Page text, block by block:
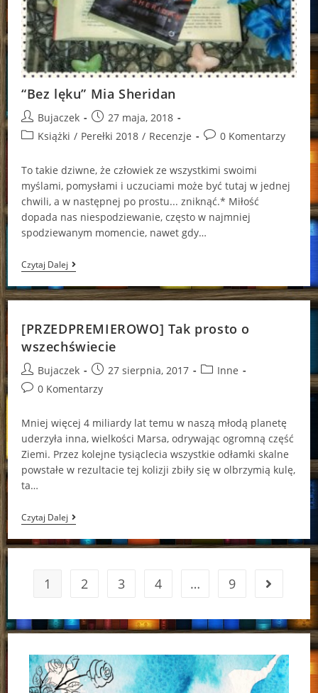
“Bez lęku” Mia Sheridan
Post
author:
Bujaczek
Post
published:
27 maja, 2018
PostKsiążki / Perełki 2018 / Recenzje
Post0 Komentarzy
To takie dziwne, że człowiek ze wszystkimi swoimi
myślami, pomysłami i uczuciami może być tutaj w jednej
chwili, a w następnej po prostu... zniknąć.* Miłość
dopada nas niespodziewanie, często w najmniej
spodziewanym momencie, nawet gdy…
Czytaj Dalej“Bez
Lęku”
Mia
Sheridan
[PRZEDPREMIEROWO] Tak prosto o
wszechświecie
Post
author:
Bujaczek
Post
published:
27 sierpnia, 2017
PostInne
Post0 Komentarzy
Mniej więcej 4 miliardy lat temu w naszą młodą planetę
uderzyła inna, wielkości Marsa, odrywając ogromną część
Ziemi. Przez kolejne tysiąclecia wszystkie odłamki skalne
powstałe w rezultacie tej kolizji zbiły się w olbrzymią kulę,
ta…
Czytaj Dalej[PRZEDPREMIEROWO]
Tak
Prosto
O
1 2 3 4 … 9 Go to the